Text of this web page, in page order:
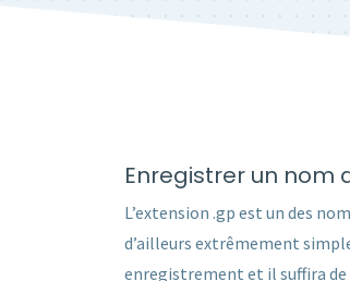
Enregistrer un nom
L’extension .gp est un des
d’ailleurs extrêmement
enregistrement et il suffira de